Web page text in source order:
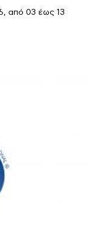
από 03 έως 13